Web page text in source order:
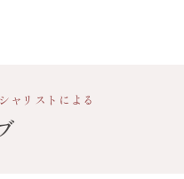
ャリストによる